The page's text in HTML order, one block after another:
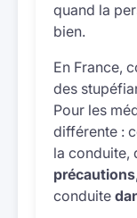
quand la
bien.
En France,
des
Pour les
différente :
la conduite,
précautions
conduite